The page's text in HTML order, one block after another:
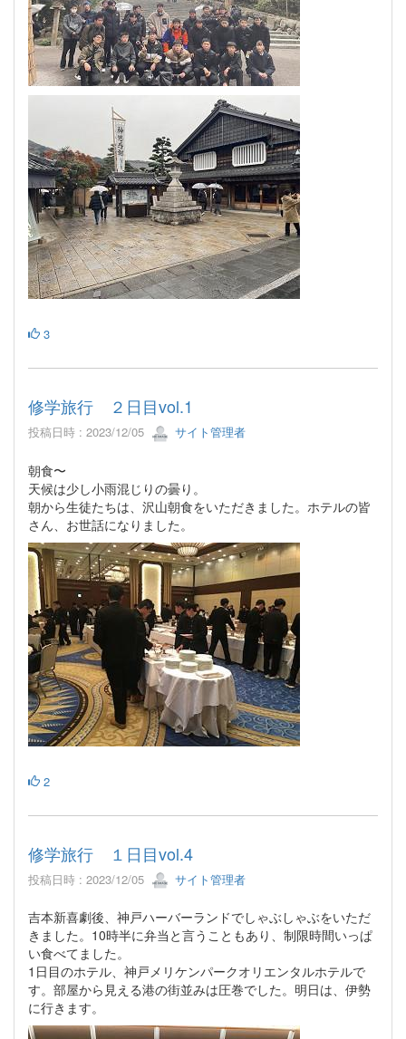
3
修学旅行 ２日目vol.1
投稿日時 : 2023/12/05 サイト管理者
朝食〜
天候は少し小雨混じりの曇り。
朝から生徒たちは、沢山朝食をいただきました。ホテルの皆
さん、お世話になりました。
2
修学旅行 １日目vol.4
投稿日時 : 2023/12/05 サイト管理者
吉本新喜劇後、神戸ハーバーランドでしゃぶしゃぶをいただ
きました。10時半に弁当と言うこともあり、制限時間いっぱ
い食べてました。
1日目のホテル、神戸メリケンパークオリエンタルホテルで
す。部屋から見える港の街並みは圧巻でした。明日は、伊勢
に行きます。